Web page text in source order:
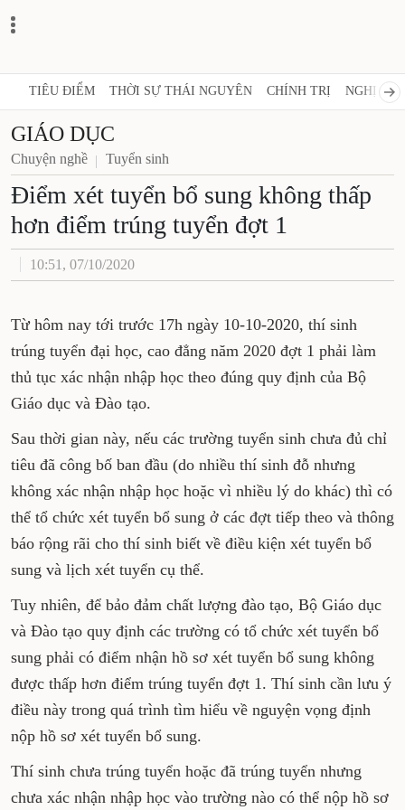
TIÊU ĐIỂM THỜI SỰ THÁI NGUYÊN CHÍNH TRỊ NGHỊ
GIÁO DỤC
Chuyện nghề Tuyển sinh
Điểm xét tuyển bổ sung không thấp
hơn điểm trúng tuyển đợt 1
10:51, 07/10/2020
Từ hôm nay tới trước 17h ngày 10-10-2020, thí sinh
trúng tuyển đại học, cao đẳng năm 2020 đợt 1 phải làm
thủ tục xác nhận nhập học theo đúng quy định của Bộ
Giáo dục và Đào tạo.
Sau thời gian này, nếu các trường tuyển sinh chưa đủ chỉ
tiêu đã công bố ban đầu (do nhiều thí sinh đỗ nhưng
không xác nhận nhập học hoặc vì nhiều lý do khác) thì có
thể tổ chức xét tuyển bổ sung ở các đợt tiếp theo và thông
báo rộng rãi cho thí sinh biết về điều kiện xét tuyển bổ
sung và lịch xét tuyển cụ thể.
Tuy nhiên, để bảo đảm chất lượng đào tạo, Bộ Giáo dục
và Đào tạo quy định các trường có tổ chức xét tuyển bổ
sung phải có điểm nhận hồ sơ xét tuyển bổ sung không
được thấp hơn điểm trúng tuyển đợt 1. Thí sinh cần lưu ý
điều này trong quá trình tìm hiểu về nguyện vọng định
nộp hồ sơ xét tuyển bổ sung.
Thí sinh chưa trúng tuyển hoặc đã trúng tuyển nhưng
chưa xác nhận nhập học vào trường nào có thể nộp hồ sơ